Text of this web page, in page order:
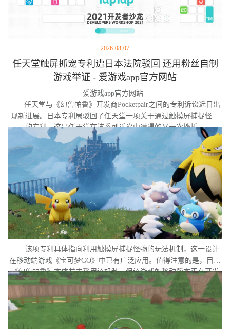
2026-08-07
任天堂触屏抓宠专利遭日本法院驳回 还用粉丝自制
游戏举证 - 爱游戏app官方网站
爱游戏app官方网站 -
任天堂与《幻兽帕鲁》开发商Pocketpair之间的专利诉讼近日出
现新进展。日本专利局驳回了任天堂一项关于通过触摸屏捕捉怪物
的专利，这是任天堂在该系列诉讼中遭遇的又一次挫折。
该项专利具体指向利用触摸屏捕捉怪物的玩法机制，这一设计
在移动端游戏《宝可梦GO》中已有广泛应用。值得注意的是，目前
《幻兽帕鲁》本体并未采用该机制，但该游戏的移动版本正在开发
中。外界普遍认为，这很可能是任天堂在当前时间点针对此项专利
发起诉讼的直接原因。